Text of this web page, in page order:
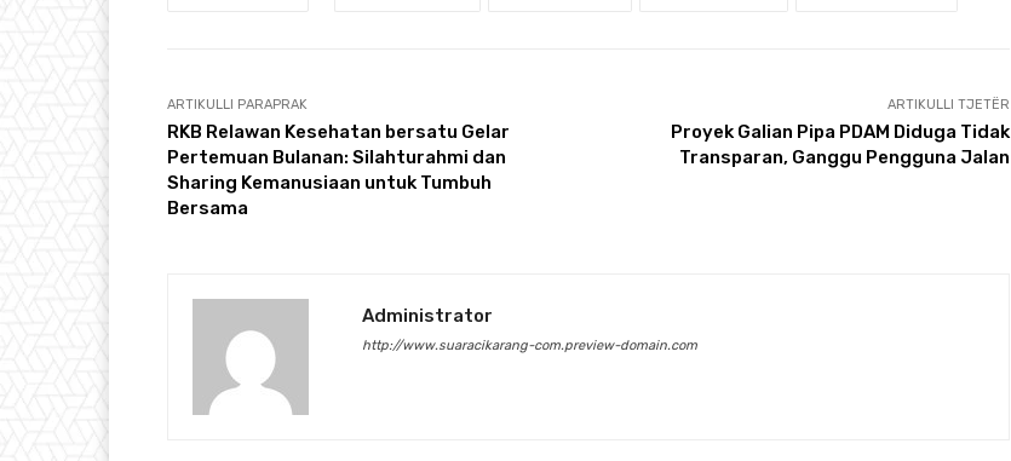
ARTIKULLI PARAPRAK
RKB Relawan Kesehatan bersatu Gelar
Pertemuan Bulanan: Silahturahmi dan
Sharing Kemanusiaan untuk Tumbuh
Bersama
ARTIKULLI TJETËR
Proyek Galian Pipa PDAM Diduga Tidak
Transparan, Ganggu Pengguna Jalan
Administrator
http://www.suaracikarang-com.preview-domain.com